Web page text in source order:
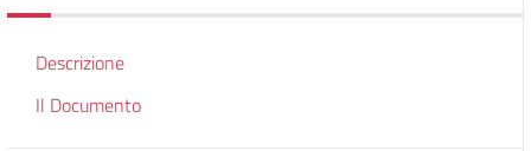
Descrizione
Il Documento